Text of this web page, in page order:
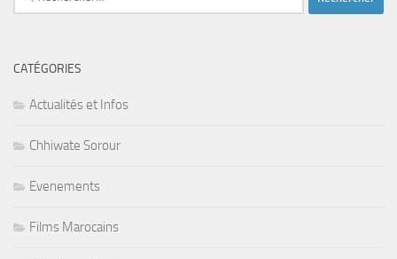
CATÉGORIES
Actualités et Infos
Chhiwate Sorour
Evenements
Films Marocains